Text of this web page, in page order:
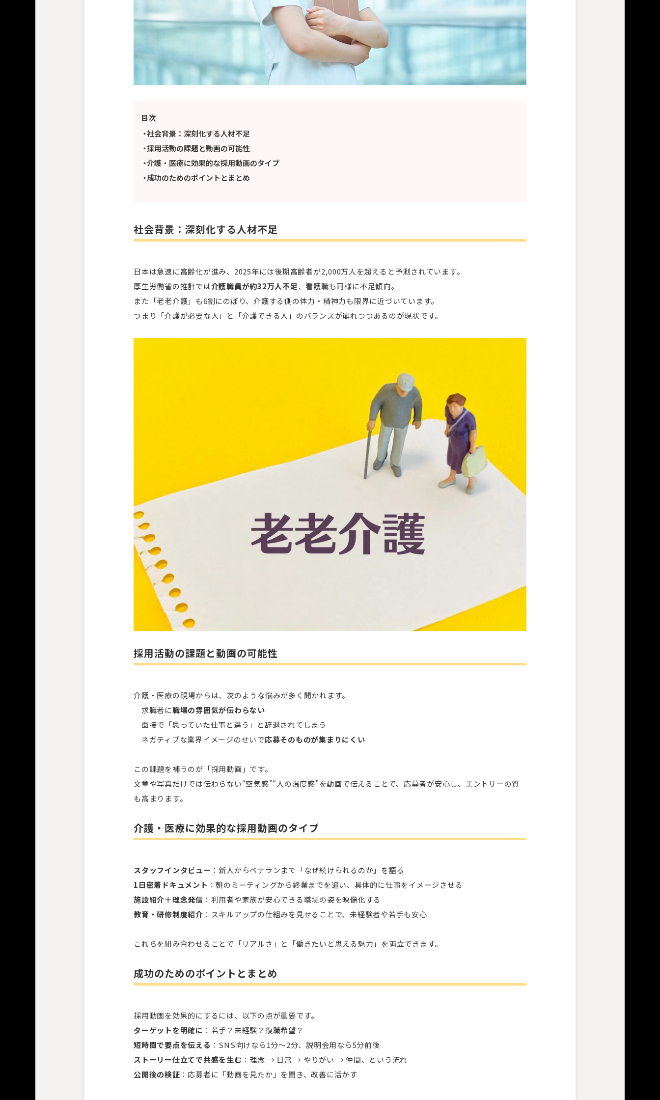
目次
社会背景：深刻化する人材不足
採用活動の課題と動画の可能性
介護・医療に効果的な採用動画のタイプ
成功のためのポイントとまとめ
社会背景：深刻化する人材不足
日本は急速に高齢化が進み、2025年には後期高齢者が2,000万人を超えると予測されています。
厚生労働省の推計では介護職員が約32万人不足、看護職も同様に不足傾向。
また「老老介護」も6割にのぼり、介護する側の体力・精神力も限界に近づいています。
つまり「介護が必要な人」と「介護できる人」のバランスが崩れつつあるのが現状です。
採用活動の課題と動画の可能性
介護・医療の現場からは、次のような悩みが多く聞かれます。
求職者に職場の雰囲気が伝わらない
面接で「思っていた仕事と違う」と辞退されてしまう
ネガティブな業界イメージのせいで応募そのものが集まりにくい
この課題を補うのが「採用動画」です。
文章や写真だけでは伝わらない“空気感”“人の温度感”を動画で伝えることで、応募者が安心し、エントリーの質
も高まります。
介護・医療に効果的な採用動画のタイプ
スタッフインタビュー ：新人からベテランまで「なぜ続けられるのか」を語る
1日密着ドキュメント ：朝のミーティングから終業までを追い、具体的に仕事をイメージさせる
施設紹介＋理念発信 ：利用者や家族が安心できる職場の姿を映像化する
教育・研修制度紹介 ：スキルアップの仕組みを見せることで、未経験者や若手も安心
これらを組み合わせることで「リアルさ」と「働きたいと思える魅力」を両立できます。
成功のためのポイントとまとめ
採用動画を効果的にするには、以下の点が重要です。
ターゲットを明確に ：若手？未経験？復職希望？
短時間で要点を伝える ：SNS向けなら1分〜2分、説明会用なら5分前後
ストーリー仕立てで共感を生む ：理念 → 日常 → やりがい → 仲間、という流れ
公開後の検証 ：応募者に「動画を見たか」を聞き、改善に活かす